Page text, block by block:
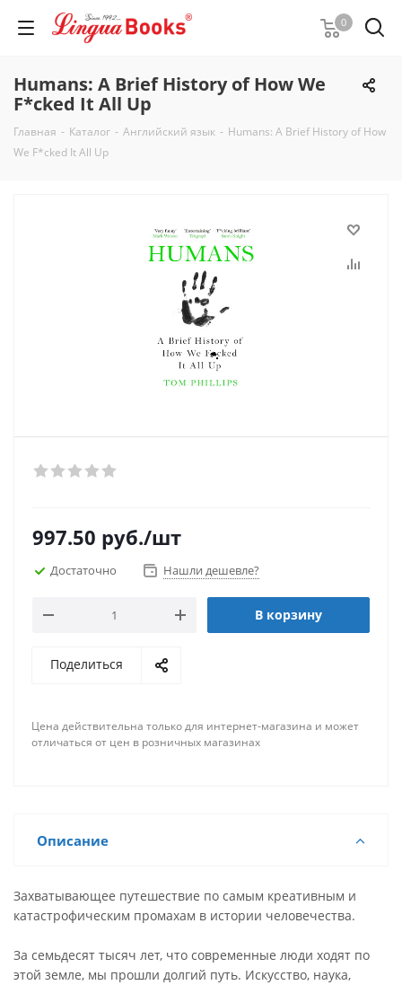
0
Humans: A Brief History of How We
F*cked It All Up
Главная - Каталог - Английский язык - Humans: A Brief History of How
We F*cked It All Up
997.50 руб./шт
Достаточно Нашли дешевле?
В корзину
Поделиться
Цена действительна только для интернет-магазина и может
отличаться от цен в розничных магазинах
Описание
Захватывающее путешествие по самым креативным и
катастрофическим промахам в истории человечества.
За семьдесят тысяч лет, что современные люди ходят по
этой земле, мы прошли долгий путь. Искусство, наука,